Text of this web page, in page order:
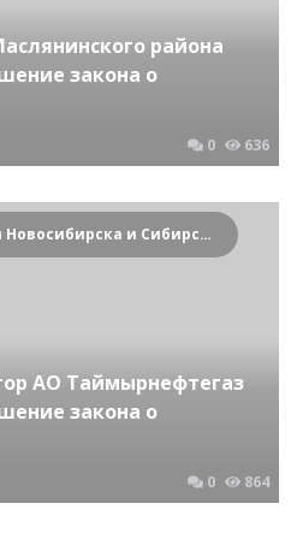
района
закона о
0 636
Криминальные новости Новосибирска и Сибирского региона
АО Таймырнефтегаз
закона о
0 864